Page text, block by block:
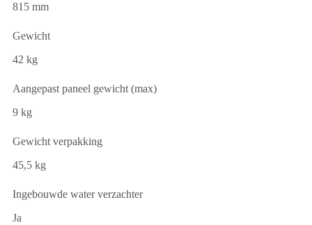
815 mm
Gewicht
42 kg
Aangepast paneel gewicht (max)
9 kg
Gewicht verpakking
45,5 kg
Ingebouwde water verzachter
Ja